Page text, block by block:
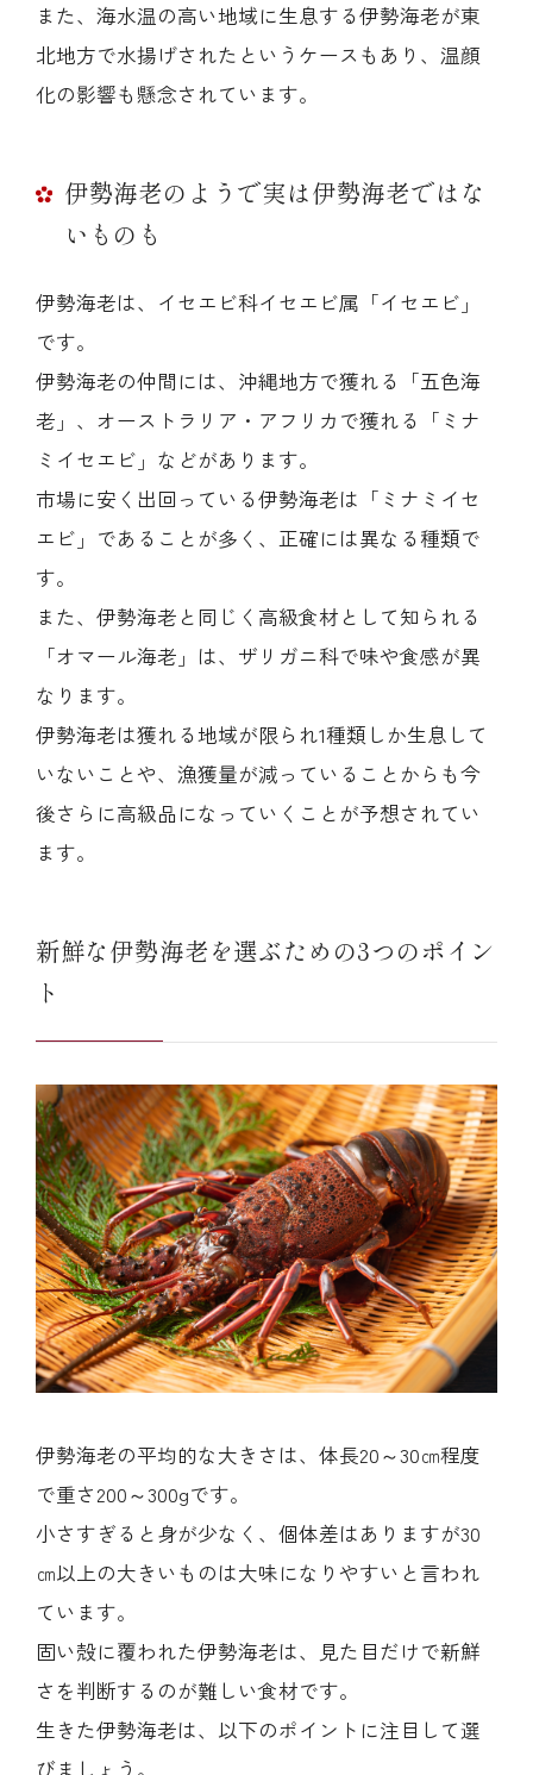
また、海水温の高い地域に生息する伊勢海老が東
北地方で水揚げされたというケースもあり、温顔
化の影響も懸念されています。
伊勢海老のようで実は伊勢海老ではな
いものも
伊勢海老は、イセエビ科イセエビ属「イセエビ」
です。
伊勢海老の仲間には、沖縄地方で獲れる「五色海
老」、オーストラリア・アフリカで獲れる「ミナ
ミイセエビ」などがあります。
市場に安く出回っている伊勢海老は「ミナミイセ
エビ」であることが多く、正確には異なる種類で
す。
また、伊勢海老と同じく高級食材として知られる
「オマール海老」は、ザリガニ科で味や食感が異
なります。
伊勢海老は獲れる地域が限られ1種類しか生息して
いないことや、漁獲量が減っていることからも今
後さらに高級品になっていくことが予想されてい
ます。
新鮮な伊勢海老を選ぶための3つのポイン
ト
伊勢海老の平均的な大きさは、体長20～30㎝程度
で重さ200～300gです。
小さすぎると身が少なく、個体差はありますが30
㎝以上の大きいものは大味になりやすいと言われ
ています。
固い殻に覆われた伊勢海老は、見た目だけで新鮮
さを判断するのが難しい食材です。
生きた伊勢海老は、以下のポイントに注目して選